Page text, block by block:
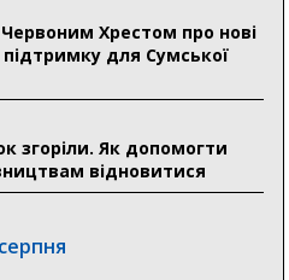
Хрестом про нові
для Сумської
згоріли. Як допомогти
відновитися